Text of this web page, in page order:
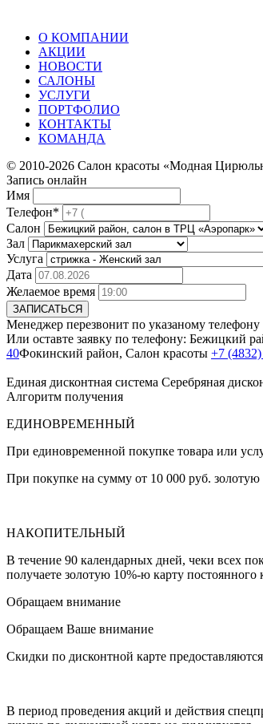
О КОМПАНИИ
АКЦИИ
НОВОСТИ
САЛОНЫ
УСЛУГИ
ПОРТФОЛИО
КОНТАКТЫ
КОМАНДА
© 2010-2026 Салон красоты «Модная
Запись онлайн
Имя
Телефон*
Салон
Зал
Услуга
Дата
Желаемое время
ЗАПИСАТЬСЯ
Менеджер перезвонит по указаному
Или оставте заявку по телефону: Бежицкий
40Фокинский район, Салон красоты +7
Единая дисконтная система Серебряная
Алгоритм получения
ЕДИНОВРЕМЕННЫЙ
При единовременной покупке товара или
При покупке на сумму от 10 000 руб. золотую
НАКОПИТЕЛЬНЫЙ
В течение 90 календарных дней, чеки всех
получаете золотую 10%-ю карту постоянного
Обращаем внимание
Обращаем Ваше внимание
Скидки по дисконтной карте
В период проведения акций и действия